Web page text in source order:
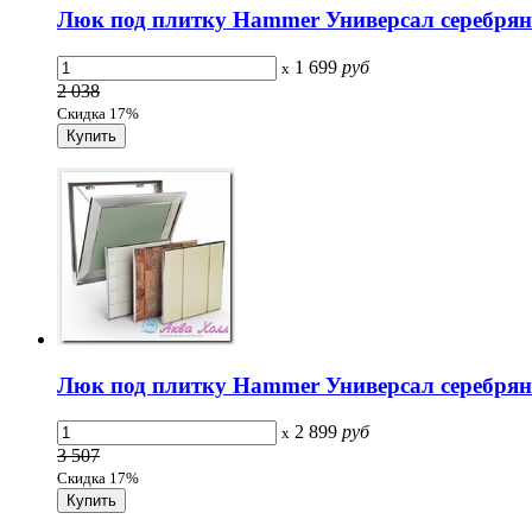
Люк под плитку Hammer Универсал
x 1 699 руб
2 038
Скидка 17%
Люк под плитку Hammer Универсал
x 2 899 руб
3 507
Скидка 17%